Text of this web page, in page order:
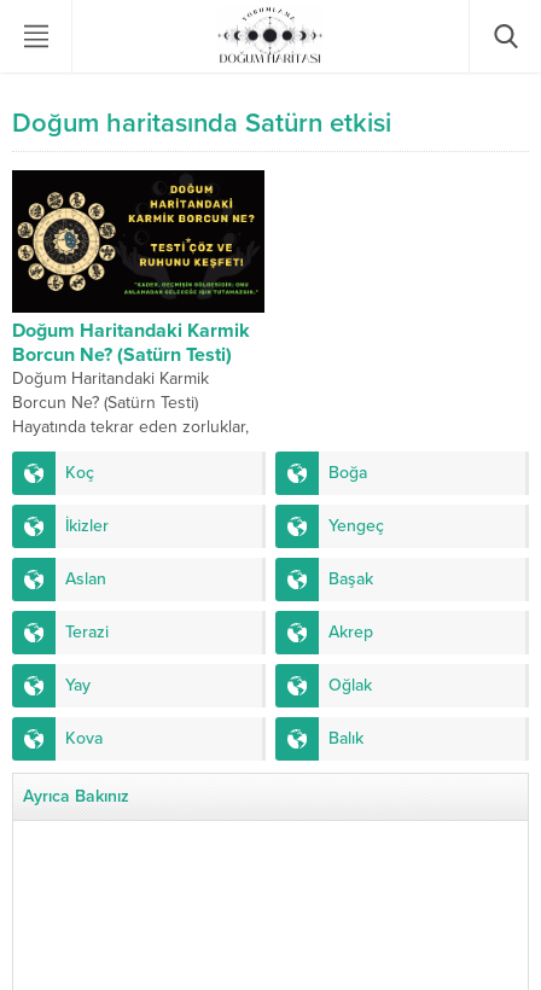
Doğum haritasında Satürn etkisi
Doğum Haritandaki Karmik
Borcun Ne? (Satürn Testi)
Doğum Haritandaki Karmik
Borcun Ne? (Satürn Testi)
Hayatında tekrar eden zorluklar,
dersler ve sınavlar sana ne
anlatıyor? Doğum haritandaki
Satürn,...
Koç Boğa
İkizler Yengeç
Aslan Başak
Terazi Akrep
Yay Oğlak
Kova Balık
Ayrıca Bakınız